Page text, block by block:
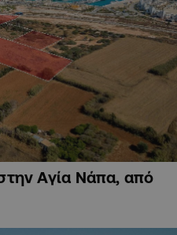
Αγία Νάπα, από